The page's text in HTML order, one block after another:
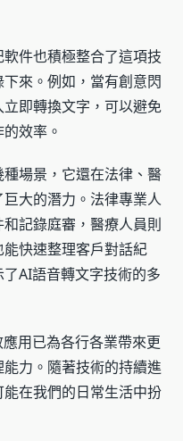
件也積極整合了這項技
來。例如，當有創意閃
即轉換文字，可以避免
效率。
場景，它還在法律、醫
大的潛力。法律專業人
記錄庭審，醫療人員則
快速整理客戶對話紀
AI語音轉文字技術的多
用已為各行各業帶來更
力。隨著技術的持續進
在我們的日常生活中扮